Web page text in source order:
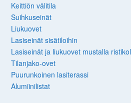
Keittiön välitila
Suihkuseinät
Liukuovet
Lasiseinät sisätiloihin
Lasiseinät ja liukuovet mustalla
Tilanjako-ovet
Puurunkoinen lasiterassi
Alumiinilistat